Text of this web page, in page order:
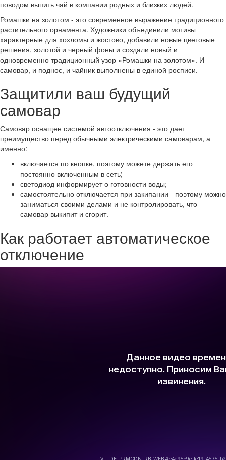
поводом выпить чай в компании родных и близких людей.
Ромашки на золотом - это современное выражение традиционного
растительного орнамента. Художники объединили мотивы
характерные для хохломы и жостово, добавили новые цветовые
решения, золотой и черный фоны и создали новый и
одновременно традиционный узор «Ромашки на золотом». И
самовар, и поднос, и чайник выполнены в единой росписи.
Защитили ваш будущий
самовар
Самовар оснащен системой автоотключения - это дает
преимущество перед обычными электрическими самоварам, а
именно:
включается по кнопке, поэтому можете держать его
постоянно включенным в сеть;
светодиод информирует о готовности воды;
самостоятельно отключается при закипании - поэтому можно
заниматься своими делами и не контролировать, что
самовар выкипит и сгорит.
Как работает автоматическое
отключение